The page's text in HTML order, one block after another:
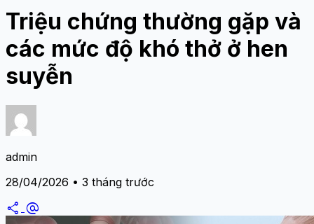
Triệu chứng thường gặp và
các mức độ khó thở ở hen
suyễn
admin
28/04/2026 • 3 tháng trước
share alternate_email